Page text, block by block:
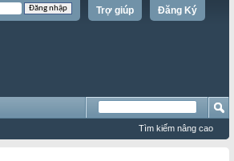
Đăng Ký
Trợ giúp
Tìm kiếm nâng cao